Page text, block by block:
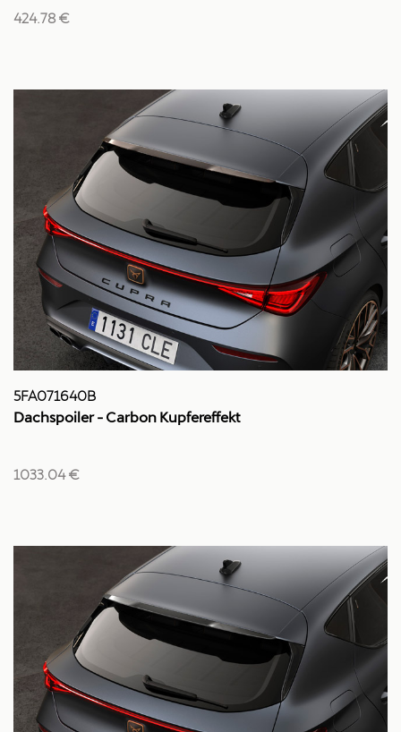
424.78 €
5FA071640B
Dachspoiler - Carbon Kupfereffekt
1033.04 €